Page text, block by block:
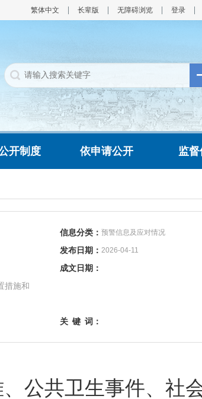
繁体中文 长辈版 无障碍浏览 登录
开制度 依申请公开 监
信息分类： 预警信息及应对情况
发布日期： 2026-04-11
成文日期：
措施和
关 键 词：
公共卫生事件、社